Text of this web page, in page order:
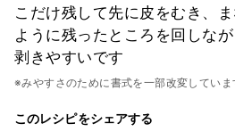
こだけ残して先に皮をむき、
ように残ったところを回しな
剥きやすいです
※みやすさのために書式を一部改変していま
このレシピをシェアする